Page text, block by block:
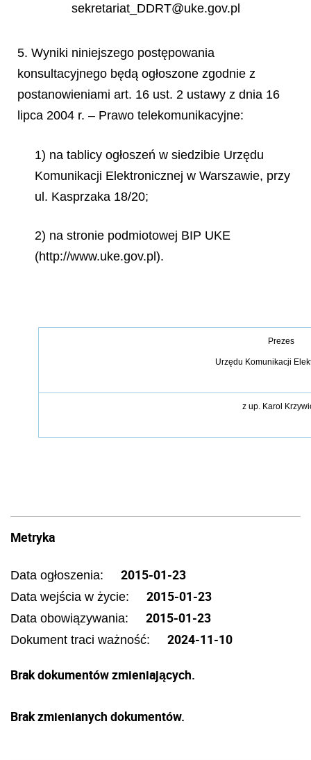
sekretariat_DDRT@uke.gov.pl
5. Wyniki niniejszego postępowania
konsultacyjnego będą ogłoszone zgodnie z
postanowieniami art. 16 ust. 2 ustawy z dnia 16
lipca 2004 r. – Prawo telekomunikacyjne:
1) na tablicy ogłoszeń w siedzibie Urzędu
Komunikacji Elektronicznej w Warszawie, przy
ul. Kasprzaka 18/20;
2) na stronie podmiotowej BIP UKE
(http://www.uke.gov.pl).
Prezes
Urzędu Komunikacji
z up. Karol
Metryka
Data ogłoszenia: 2015-01-23
Data wejścia w życie: 2015-01-23
Data obowiązywania: 2015-01-23
Dokument traci ważność: 2024-11-10
Brak dokumentów zmieniających.
Brak zmienianych dokumentów.